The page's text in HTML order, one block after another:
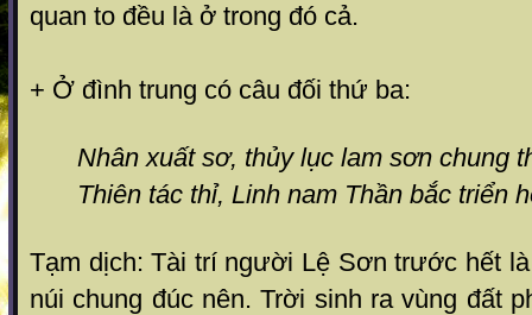
quan to đều là ở trong đó cả.
+ Ở đình trung có câu đối thứ ba:
Nhân xuất sơ, thủy lục lam sơn chung
Thiên tác thỉ, Linh nam Thần bắc triển
Tạm dịch: Tài trí người Lệ Sơn trước hết
núi chung đúc nên. Trời sinh ra vùng đất